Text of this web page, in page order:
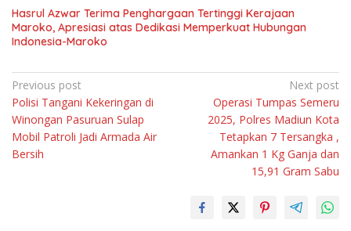
Hasrul Azwar Terima Penghargaan Tertinggi Kerajaan
Maroko, Apresiasi atas Dedikasi Memperkuat Hubungan
Indonesia-Maroko
Navigasi
pos
Previous post
Polisi Tangani Kekeringan di
Winongan Pasuruan Sulap
Mobil Patroli Jadi Armada Air
Bersih
Next post
Operasi Tumpas Semeru
2025, Polres Madiun Kota
Tetapkan 7 Tersangka ,
Amankan 1 Kg Ganja dan
15,91 Gram Sabu